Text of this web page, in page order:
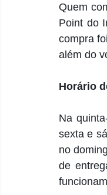
Quem
Point do
compra
além do
Horário
Na
sexta e
no
de